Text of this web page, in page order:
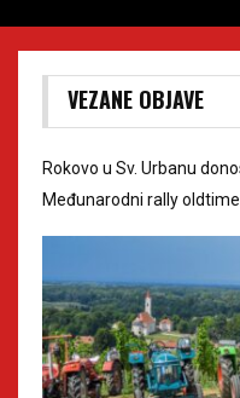
VEZANE OBJAVE
Rokovo u Sv. Urbanu
Međunarodni rally